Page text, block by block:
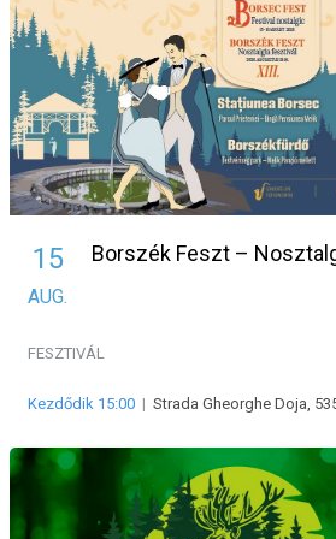
15
AUG.
Borszék Feszt –
FESZTIVÁL
Kezdődik 15:00 | Strada Gheorghe Doja,